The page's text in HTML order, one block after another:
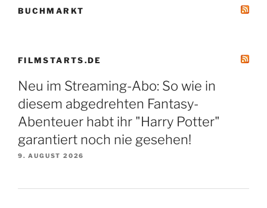
BUCHMARKT
FILMSTARTS.DE
Neu im Streaming-Abo: So wie in
diesem abgedrehten Fantasy-
Abenteuer habt ihr "Harry Potter"
garantiert noch nie gesehen!
9. AUGUST 2026